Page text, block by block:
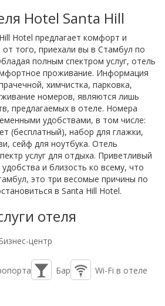
Hotel Santa Hill
Hotel предлагает комфорт и
того, приехали вы в Стамбул по
полным спектром услуг, отель
проживание. Информация
химчистка, парковка,
номеров, являются лишь
предлагаемых в отеле. Номера
удобствами, в том числе:
(бесплатный), набор для глажки,
сейф для ноутбука. Отель
услуг для отдыха. Приветливый
и близость ко всему, что
это три весомые причины по
в Santa Hill Hotel.
отеля
центр
Бар Wi-Fi в отеле